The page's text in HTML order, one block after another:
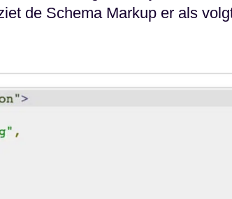
de Schema Markup er als